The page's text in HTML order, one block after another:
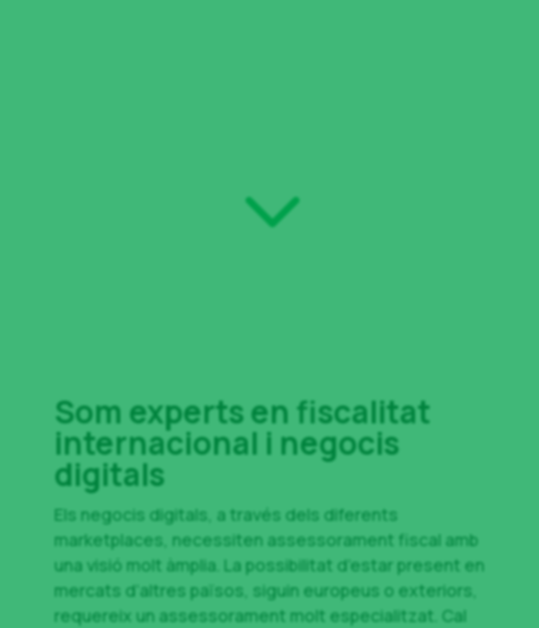
3
Som experts en fiscalitat
internacional i negocis
digitals
Els negocis digitals, a través dels diferents
marketplaces, necessiten assessorament fiscal amb
una visió molt àmplia. La possibilitat d’estar present en
mercats d’altres països, siguin europeus o exteriors,
requereix un assessorament molt especialitzat. Cal